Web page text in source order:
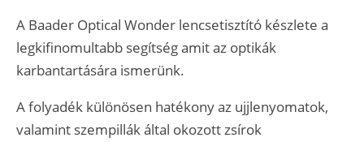
A Baader Optical Wonder lencsetisztító készlete a
legkifinomultabb segítség amit az optikák
karbantartására ismerünk.
A folyadék különösen hatékony az ujjlenyomatok,
valamint szempillák által okozott zsírok